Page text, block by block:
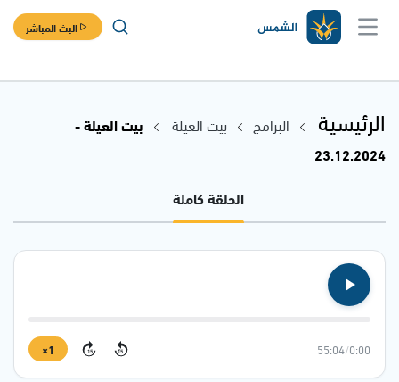
البث المباشر
الرئيسية البرامج بيت العيلة
بيت العيلة -
23.12.2024
الحلقة كاملة
0:00
/
55:04
15
15
1×